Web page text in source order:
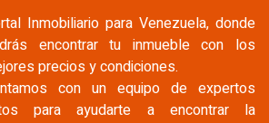
Inmobiliario para Venezuela, donde
encontrar tu inmueble con los
precios y condiciones.
con un equipo de expertos
para ayudarte a encontrar la